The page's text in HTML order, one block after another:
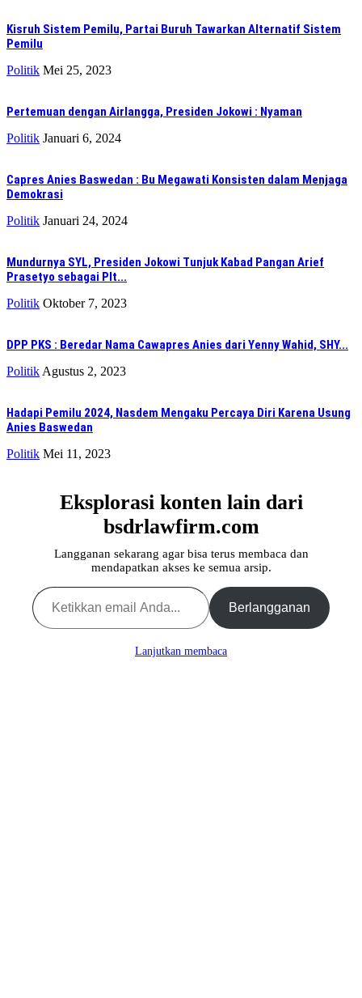
Kisruh Sistem Pemilu, Partai Buruh Tawarkan Alternatif Sistem
Pemilu
Politik Mei 25, 2023
Pertemuan dengan Airlangga, Presiden Jokowi : Nyaman
Politik Januari 6, 2024
Capres Anies Baswedan : Bu Megawati Konsisten dalam Menjaga
Demokrasi
Politik Januari 24, 2024
Mundurnya SYL, Presiden Jokowi Tunjuk Kabad Pangan Arief
Prasetyo sebagai Plt...
Politik Oktober 7, 2023
DPP PKS : Beredar Nama Cawapres Anies dari Yenny Wahid, SHY...
Politik Agustus 2, 2023
Hadapi Pemilu 2024, Nasdem Mengaku Percaya Diri Karena Usung
Anies Baswedan
Politik Mei 11, 2023
Eksplorasi konten lain dari
bsdrlawfirm.com
Langganan sekarang agar bisa terus membaca dan
mendapatkan akses ke semua arsip.
Ketikkan email Anda...
Berlangganan
Lanjutkan membaca